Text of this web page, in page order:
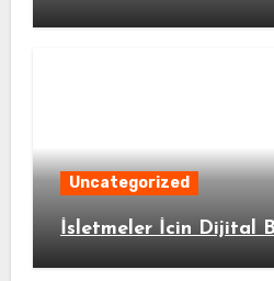
Uncategorized
İsletmeler İcin Dijital